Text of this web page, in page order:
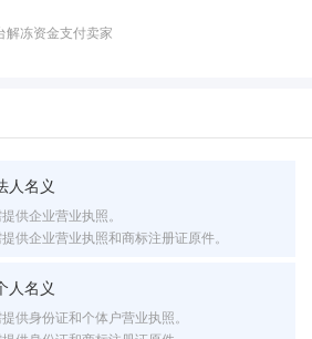
解冻资金支付卖家
人名义
供企业营业执照。
供企业营业执照和商标注册证原件。
人名义
供身份证和个体户营业执照。